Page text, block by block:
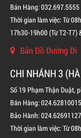
Bán Hàng: 032.697.5555
Thời gian làm việc: Từ
17h30-19h00 (Từ T2-T7)
Bản Đồ Đường Đi
CHI NHÁNH 3
Số 19 Phạm Thận Duật,
Bán Hàng: 024.62810015
Bảo Hành: 024.62691127
Thời gian làm việc: Từ